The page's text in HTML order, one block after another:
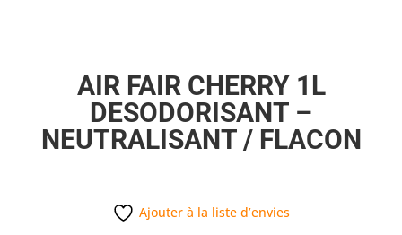
AIR FAIR CHERRY 1L
DESODORISANT –
NEUTRALISANT / FLACON
Ajouter à la liste d’envies